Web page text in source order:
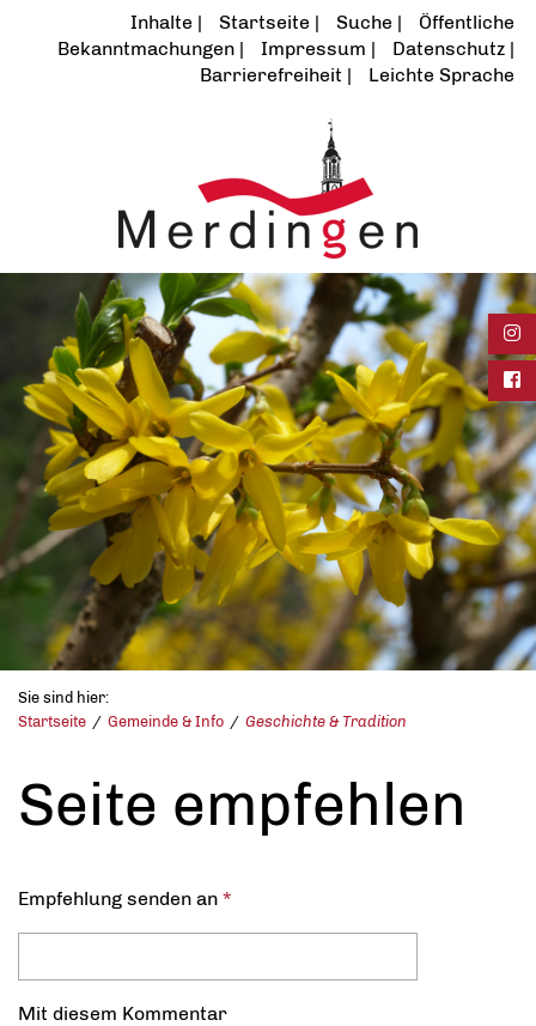
Inhalte Startseite Suche
Öffentliche
Bekanntmachungen
Impressum
Datenschutz
Barrierefreiheit
Leichte Sprache
Sie sind hier:
Startseite
Gemeinde & Info Geschichte & Tradition
Seite empfehlen
Empfehlung senden an *
Mit diesem Kommentar